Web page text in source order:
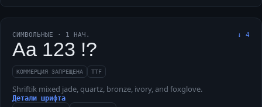
СИМВОЛЬНЫЕ · 1 НАЧ. ↓ 4
Aa 123 !?
КОММЕРЦИЯ ЗАПРЕЩЕНА TTF
Shriftik mixed jade, quartz, bronze, ivory, and foxglove.
Детали шрифта